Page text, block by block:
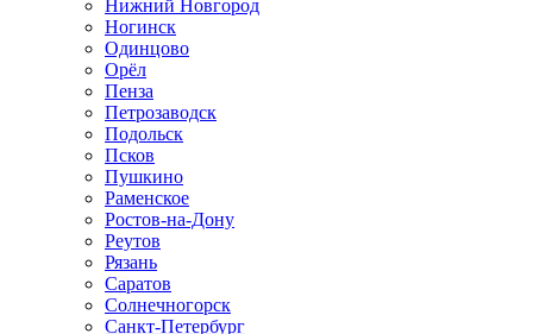
Нижний Новгород
Ногинск
Одинцово
Орёл
Пенза
Петрозаводск
Подольск
Псков
Пушкино
Раменское
Ростов-на-Дону
Реутов
Рязань
Саратов
Солнечногорск
Санкт-Петербург